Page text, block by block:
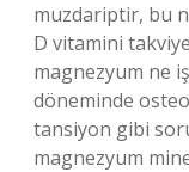
muzdariptir, bu
D vitamini
magnezyum ne
döneminde
tansiyon gibi
magnezyum